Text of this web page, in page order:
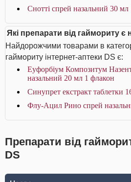
Снотті спрей назальний 30 мл
Які препарати від гаймориту
Найдорожчими товарами в
гаймориту інтернет-аптеки DS є:
Еуфорбіум Композитум
назальний 20 мл 1 флакон
Синупрет екстракт таблетки
Флу-Ацил Рино спрей
Препарати від
DS